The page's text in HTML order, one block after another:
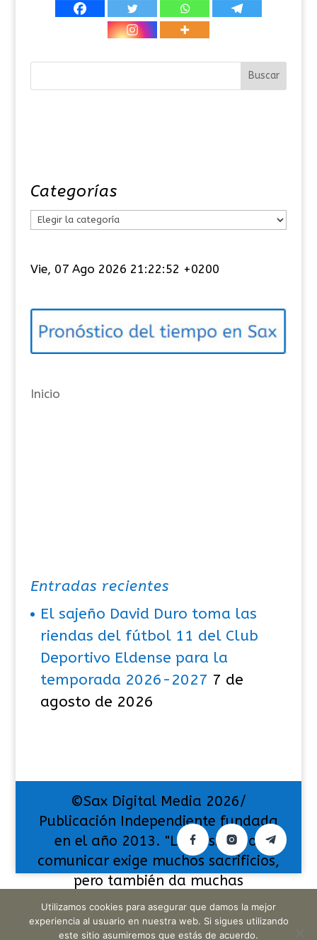
Categorías
e
o
í
s
Vie, 07 Ago 2026 21:22:52 +0200
Inicio
Entradas recientes
El sajeño David Duro toma las
riendas del fútbol 11 del Club
Deportivo Eldense para la
temporada 2026-2027 7 de
agosto de 2026
©Sax Digital Media 2026/
Publicación Independiente fundada
en el año 2013. "La pasión por
comunicar exige muchos sacrificios,
pero también da muchas
satisfacciones".
Utilizamos cookies para asegurar que damos la mejor
experiencia al usuario en nuestra web. Si sigues utilizando
este sitio asumiremos que estás de acuerdo.